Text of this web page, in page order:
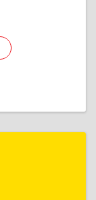
лет НЛМК